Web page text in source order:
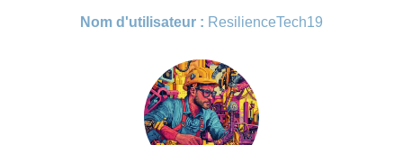
Nom d'utilisateur : ResilienceTech19